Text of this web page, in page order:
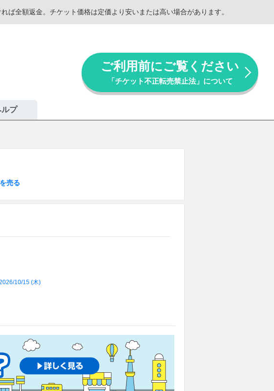
全額返金。チケット価格は定価より安いまたは高い場合があります。
ご利用前にご覧ください
「チケット不正転売禁止法」について
ルプ
売る
10/15 (木)